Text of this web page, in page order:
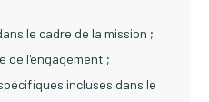
le cadre de la mission ;
de l'engagement ;
incluses dans le